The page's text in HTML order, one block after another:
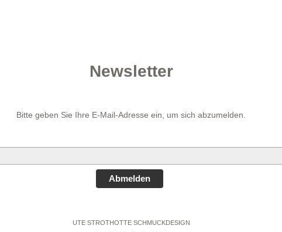
Newsletter
Bitte geben Sie Ihre E-Mail-Adresse ein, um sich abzumelden.
Abmelden
UTE STROTHOTTE SCHMUCKDESIGN